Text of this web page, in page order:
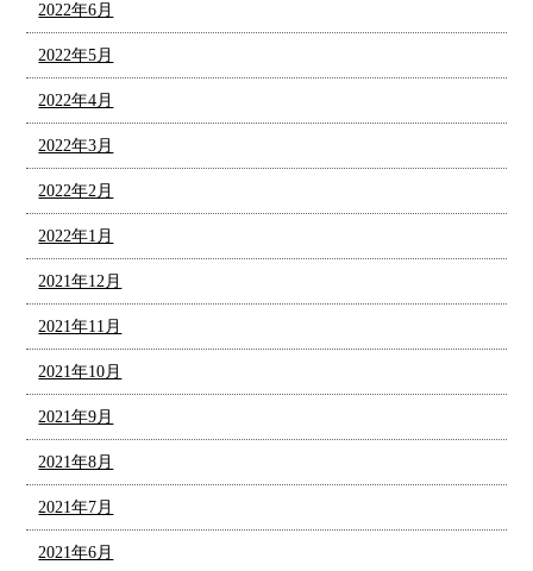
2022年6月
2022年5月
2022年4月
2022年3月
2022年2月
2022年1月
2021年12月
2021年11月
2021年10月
2021年9月
2021年8月
2021年7月
2021年6月